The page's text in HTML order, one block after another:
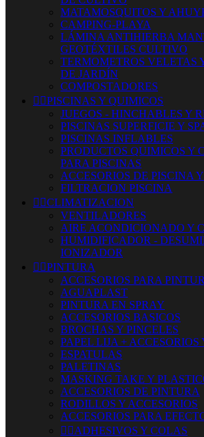
MATAMOSQUITOS Y
CAMPING-PLAYA
LÁMINA ANTIHIERBA
GEOTÉXTILES CULTIVO
TERMOMETROS VELETAS
DE JARDÍN
COMPOSTADORES
 PISCINAS Y QUIMICOS
JUEGOS - HINCHABLES Y
PISCINAS SUPERFICIE Y
PISCINAS INFLABLES
PRODUCTOS QUIMICOS Y
PARA PISCINAS
ACCESORIOS DE PISCINA
FILTRACION PISCINA
 CLIMATIZACION
VENTILADORES
AIRE ACONDICIONADO Y
HUMIDIFICADOR -
IONIZADOR
 PINTURA
ACCESORIOS PARA
AGUAPLAST
PINTURA EN SPRAY
ACCESORIOS BASICOS
BROCHAS Y PINCELES
PAPEL LIJA +
ESPATULAS
PALETINAS
MASKING TAKE Y
ACCESORIOS DE PINTURA
RODILLOS Y ACCESORIOS
ACCESORIOS PARA
 ADHESIVOS Y COLAS